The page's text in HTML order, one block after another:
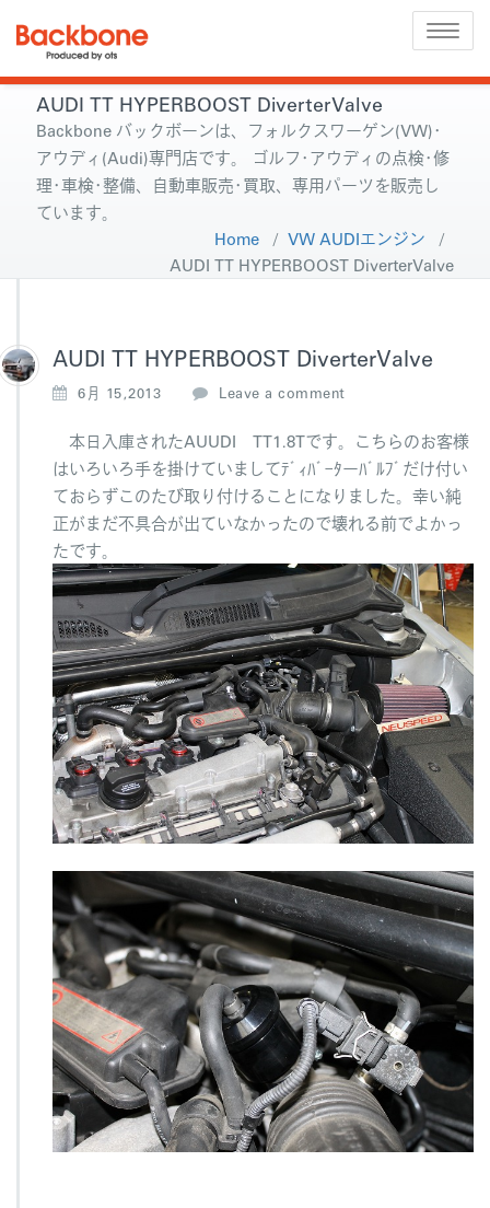
Toggle
AUDI TT HYPERBOOST DiverterValve
Backbone バックボーンは、フォルクスワーゲン(VW)･
アウディ(Audi)専門店です。 ゴルフ･アウディの点検･修
理･車検･整備、自動車販売･買取、専用パーツを販売し
ています。
Home / VW AUDIエンジン /
AUDI TT HYPERBOOST DiverterValve
AUDI TT HYPERBOOST DiverterValve
6月 15,2013 Leave a comment
本日入庫されたAUUDI TT1.8Tです。こちらのお客様
はいろいろ手を掛けていましてﾃﾞｨﾊﾞｰﾀーﾊﾞﾙﾌﾞだけ付い
ておらずこのたび取り付けることになりました。幸い純
正がまだ不具合が出ていなかったので壊れる前でよかっ
たです。